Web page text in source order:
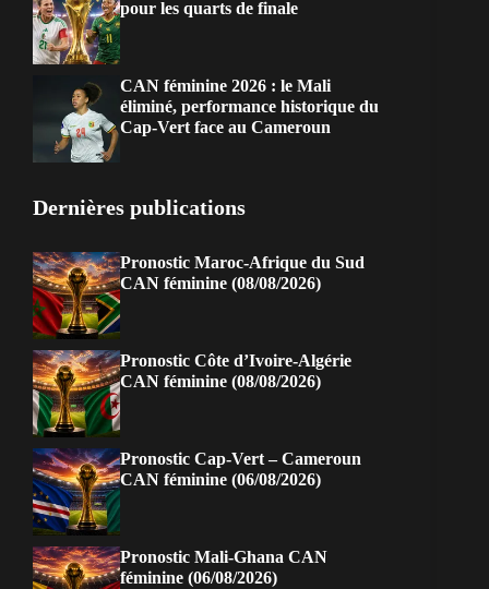
pour les quarts de finale
CAN féminine 2026 : le Mali
éliminé, performance historique du
Cap-Vert face au Cameroun
Dernières publications
Pronostic Maroc-Afrique du Sud
CAN féminine (08/08/2026)
Pronostic Côte d’Ivoire-Algérie
CAN féminine (08/08/2026)
Pronostic Cap-Vert – Cameroun
CAN féminine (06/08/2026)
Pronostic Mali-Ghana CAN
féminine (06/08/2026)